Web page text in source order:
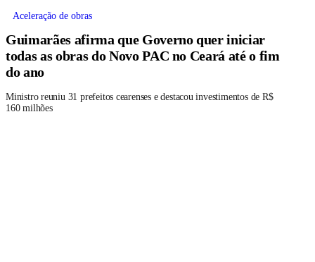
Aceleração de obras
Guimarães afirma que Governo quer iniciar
todas as obras do Novo PAC no Ceará até o fim
do ano
Ministro reuniu 31 prefeitos cearenses e destacou investimentos de R$
160 milhões